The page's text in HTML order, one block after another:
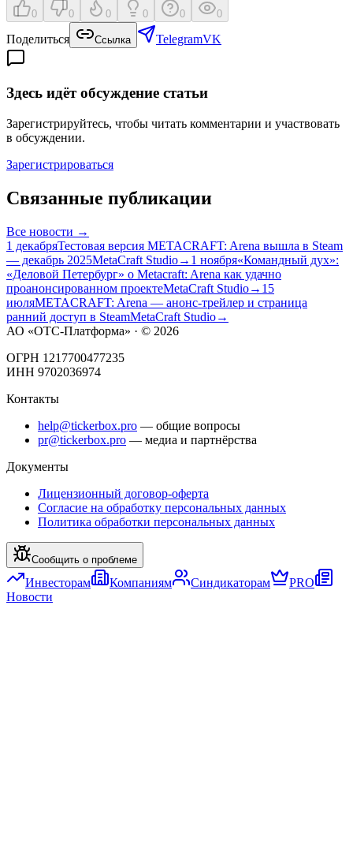
0 0 0 0 0 0
Поделиться Ссылка TelegramVK
Здесь идёт обсуждение статьи
Зарегистрируйтесь, чтобы читать комментарии и участвовать
в обсуждении.
Зарегистрироваться
Связанные публикации
Все новости →
1 декабряТестовая версия METACRAFT: Arena вышла в Steam
— декабрь 2025MetaCraft Studio→ 1 ноября«Командный дух»:
«Деловой Петербург» о Metacraft: Arena как удачно
проанонсированном проектеMetaCraft Studio→ 15
июляMETACRAFT: Arena — анонс-трейлер и страница
ранний доступ в SteamMetaCraft Studio→
АО «ОТС-Платформа» · © 2026
ОГРН 1217700477235
ИНН 9702036974
Контакты
help@tickerbox.pro — общие вопросы
pr@tickerbox.pro — медиа и партнёрства
Документы
Лицензионный договор-оферта
Согласие на обработку персональных данных
Политика обработки персональных данных
Сообщить о проблеме
Инвесторам Компаниям Синдикаторам
PRO
Новости